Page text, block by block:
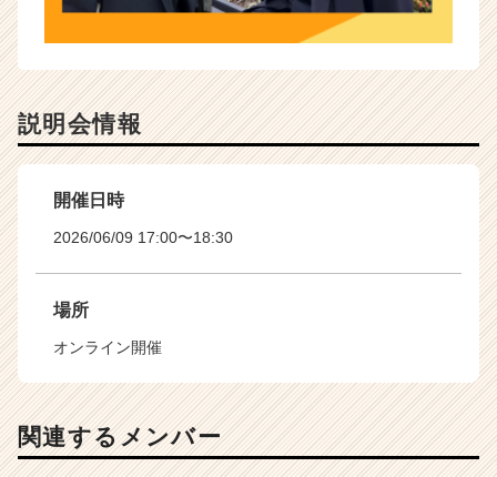
説明会情報
開催日時
2026/06/09 17:00〜18:30
場所
オンライン開催
関連するメンバー